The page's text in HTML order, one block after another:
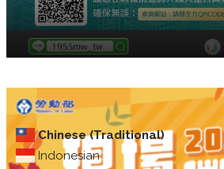
Chinese (Traditional)
Indonesian